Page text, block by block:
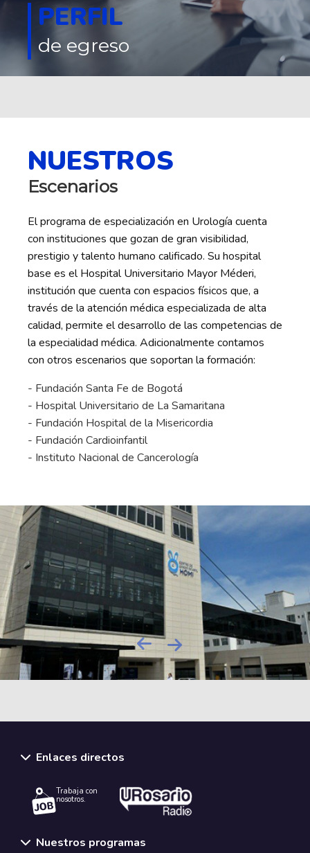
PERFIL
de egreso
NUESTROS
Escenarios
El programa de especialización en Urología cuenta
con instituciones que gozan de gran visibilidad,
prestigio y talento humano calificado. Su hospital
base es el Hospital Universitario Mayor Méderi,
institución que cuenta con espacios físicos que, a
través de la atención médica especializada de alta
calidad, permite el desarrollo de las competencias de
la especialidad médica. Adicionalmente contamos
con otros escenarios que soportan la formación:
- Fundación Santa Fe de Bogotá
- Hospital Universitario de La Samaritana
- Fundación Hospital de la Misericordia
- Fundación Cardioinfantil
- Instituto Nacional de Cancerología
Previous
Next
Enlaces directos
Trabaja con
nosotros.
Nuestros programas